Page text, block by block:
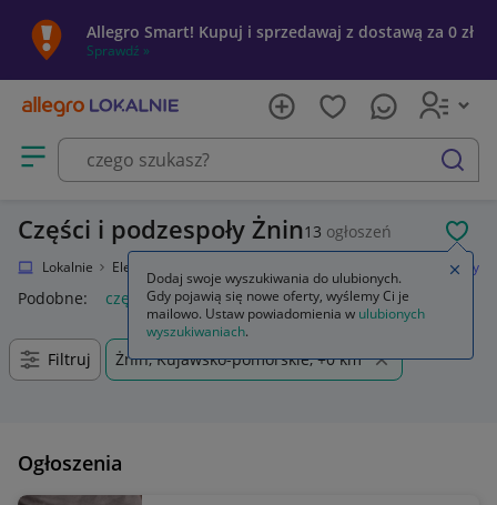
Allegro Smart! Kupuj i sprzedawaj z dostawą za 0 zł
Sprawdź »
Otwórz menu z kategoriami
szukaj
Części i podzespoły Żnin13 ogłoszeń
Lokalnie Elektronika Części i podzespoły
Podobne: części i podzespoly
Filtruj Żnin, Kujawsko-pomorskie, +0 km
Ogłoszenia
Dodaj swoje wyszukiwania do ulubionych.
Gdy pojawią się nowe oferty, wyślemy Ci je
mailowo. Ustaw powiadomienia w ulubionych
wyszukiwaniach.